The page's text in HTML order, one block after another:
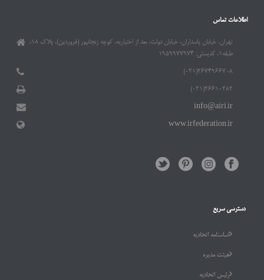
اطلاعات تماس
تهران، خیابان پاسداران، خیابان دولت، بعد از اختیاریه، کوچه زنجانپور (فروردین)، پلاک ۱۸،
طبقه۱، کدپستی: ۱۹۵۹۹۷۷۹۷۴
۲۶۷۴۹۶۶۷-۸(۰۲۱)
۲۶۶۱۰۲۸۲(۰۲۱)
info@airi.ir
www.irfederation.ir
دسترسی سریع
اساسنامه اتحادیه
هیئت مدیره
رئیس اتحادیه